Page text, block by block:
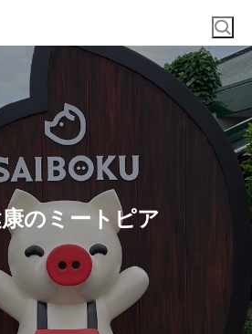
のミートピア